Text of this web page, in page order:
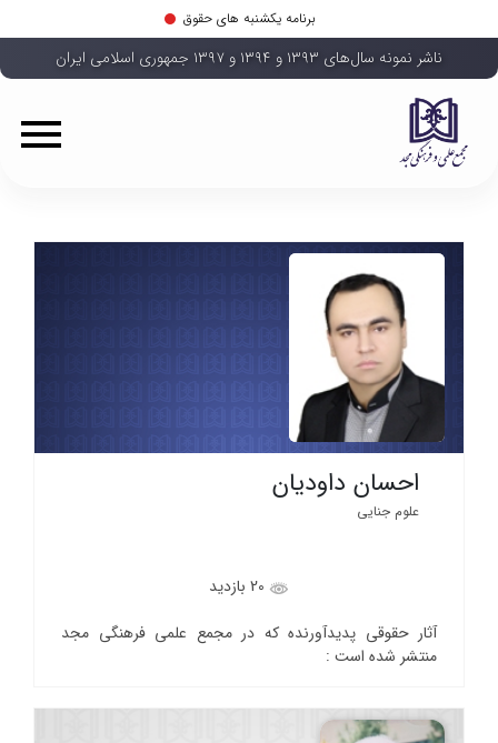
برنامه یکشنبه های حقوق
ناشر نمونه سال‌های ۱۳۹۳ و ۱۳۹۴ و ۱۳۹۷ جمهوری اسلامی ایران
احسان داودیان
علوم جنایی
آثار حقوقی پدیدآورنده که در مجمع علمی فرهنگی مجد
منتشر شده است :